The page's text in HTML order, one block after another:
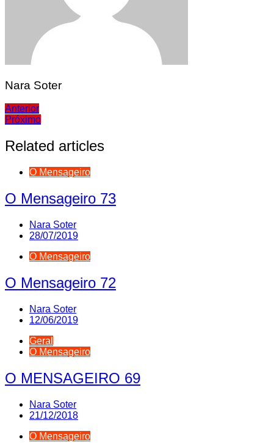
Nara Soter
Navegação
de
Post
Anterior
Próximo
Related articles
O Mensageiro
O Mensageiro 73
Nara Soter
28/07/2019
O Mensageiro
O Mensageiro 72
Nara Soter
12/06/2019
Geral
O Mensageiro
O MENSAGEIRO 69
Nara Soter
21/12/2018
O Mensageiro